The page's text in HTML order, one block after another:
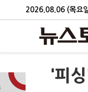
2026.08.06 (목요
'피